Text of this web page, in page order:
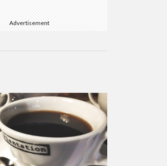
Advertisement